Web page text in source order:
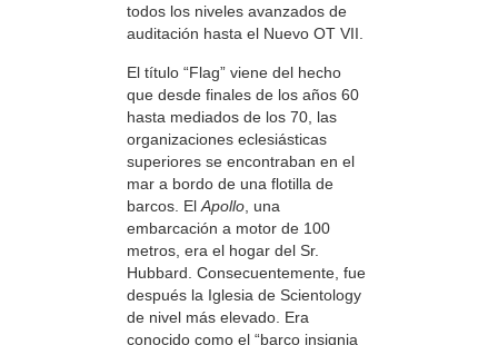
todos los niveles avanzados de
auditación hasta el Nuevo OT VII.
El título “Flag” viene del hecho
que desde finales de los años 60
hasta mediados de los 70, las
organizaciones eclesiásticas
superiores se encontraban en el
mar a bordo de una flotilla de
barcos. El Apollo , una
embarcación a motor de 100
metros, era el hogar del Sr.
Hubbard. Consecuentemente, fue
después la Iglesia de Scientology
de nivel más elevado. Era
conocido como el “barco insignia